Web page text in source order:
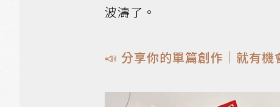
波濤了。
📣 分享你的單篇創作｜就有機